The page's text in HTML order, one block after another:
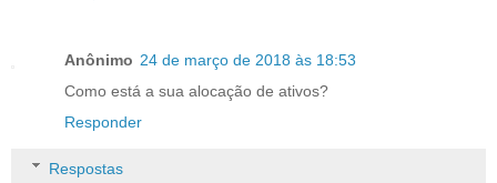
Anônimo 24 de março de 2018 às 18:53
Como está a sua alocação de ativos?
Responder
Respostas